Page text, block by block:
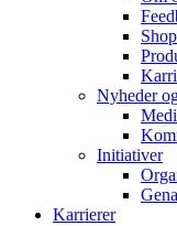
Nyheder
Initiativer
Karrierer